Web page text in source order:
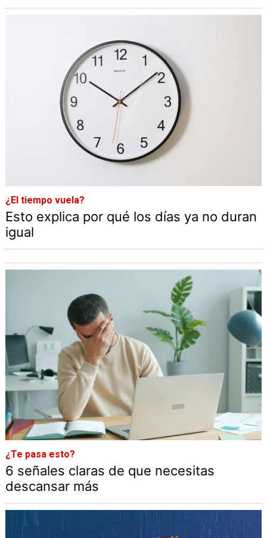
¿El tiempo vuela?
Esto explica por qué los días ya no duran
igual
¿Te pasa esto?
6 señales claras de que necesitas
descansar más